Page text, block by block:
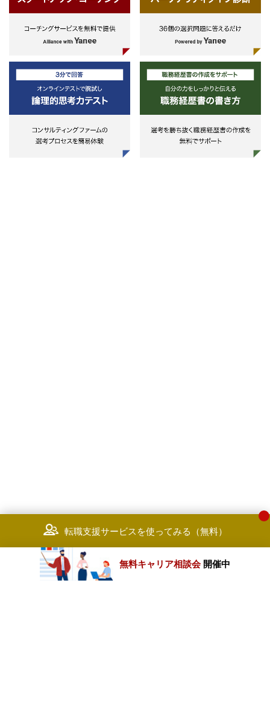
転職支援サービスを使ってみる（無料）
無料キャリア相談会 開催中